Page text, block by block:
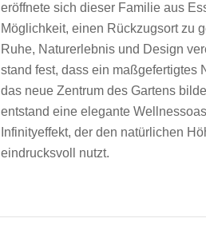
eröffnete sich dieser Familie aus
Möglichkeit, einen Rückzugsort zu
Ruhe, Naturerlebnis und Design
stand fest, dass ein maßgefertigtes
das neue Zentrum des Gartens
entstand eine elegante
Infinityeffekt, der den natürlichen
eindrucksvoll nutzt.